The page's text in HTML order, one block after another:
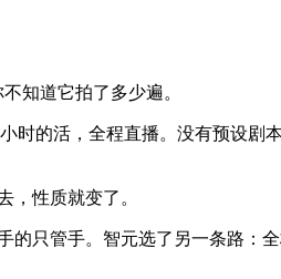
知道它拍了多少遍。
时的活，全程直播。没有预设剧
，性质就变了。
的只管手。智元选了另一条路：